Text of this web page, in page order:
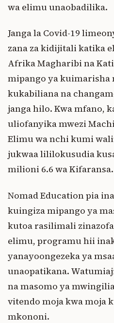
wa elimu unaobadilika.
Janga la Covid-19
zana za kidijitali katika
Afrika Magharibi na
mipango ya
kukabiliana na
janga hilo. Kwa mfano,
uliofanyika mwezi
Elimu wa nchi kumi
jukwaa lililokusudia
milioni 6.6 wa Kifaransa.
Nomad Education pia
kuingiza mipango ya
kutoa rasilimali
elimu, programu hii
yanayoongezeka ya
unaopatikana.
na masomo ya
vitendo moja kwa moja
mkononi.